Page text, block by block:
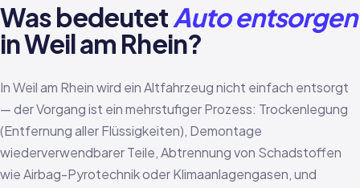
Was bedeutetAuto entsorgen
in Weil am Rhein?
In Weil am Rhein wird ein Altfahrzeug nicht einfach entsorgt
— der Vorgang ist ein mehrstufiger Prozess: Trockenlegung
(Entfernung aller Flüssigkeiten), Demontage
wiederverwendbarer Teile, Abtrennung von Schadstoffen
wie Airbag-Pyrotechnik oder Klimaanlagengasen, und